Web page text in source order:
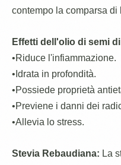
contempo la comparsa di
Effetti dell'olio di semi
•Riduce l'infiammazione.
•Idrata in profondità.
•Possiede proprietà
•Previene i danni dei
•Allevia lo stress.
Stevia Rebaudiana: La